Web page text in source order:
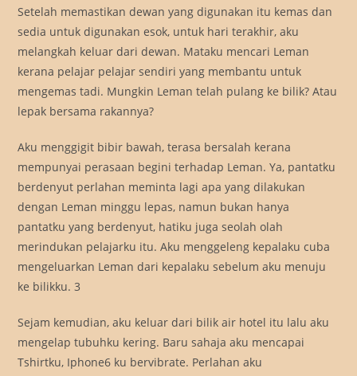
Setelah memastikan dewan yang digunakan itu kemas dan
sedia untuk digunakan esok, untuk hari terakhir, aku
melangkah keluar dari dewan. Mataku mencari Leman
kerana pelajar pelajar sendiri yang membantu untuk
mengemas tadi. Mungkin Leman telah pulang ke bilik? Atau
lepak bersama rakannya?
Aku menggigit bibir bawah, terasa bersalah kerana
mempunyai perasaan begini terhadap Leman. Ya, pantatku
berdenyut perlahan meminta lagi apa yang dilakukan
dengan Leman minggu lepas, namun bukan hanya
pantatku yang berdenyut, hatiku juga seolah olah
merindukan pelajarku itu. Aku menggeleng kepalaku cuba
mengeluarkan Leman dari kepalaku sebelum aku menuju
ke bilikku. 3
Sejam kemudian, aku keluar dari bilik air hotel itu lalu aku
mengelap tubuhku kering. Baru sahaja aku mencapai
Tshirtku, Iphone6 ku bervibrate. Perlahan aku